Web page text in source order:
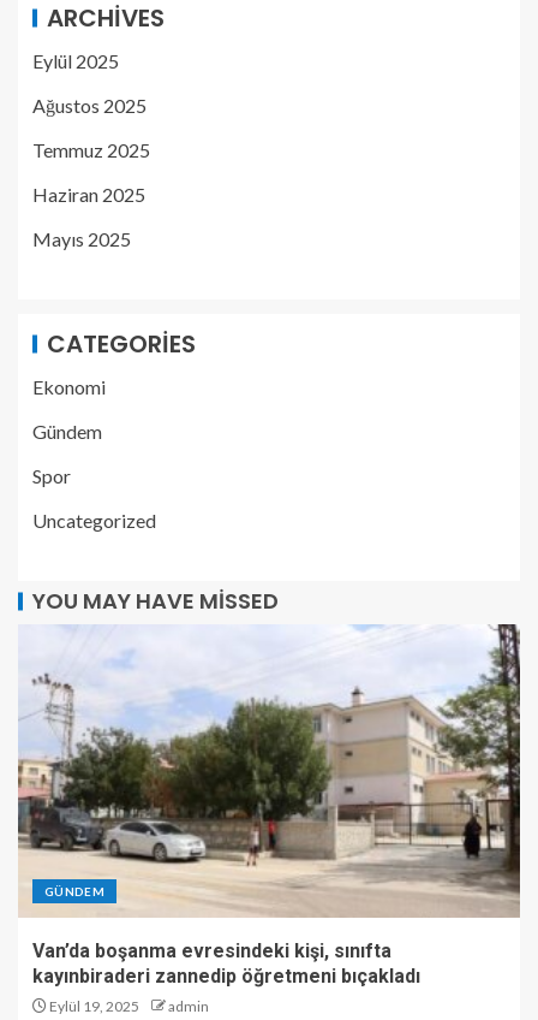
ARCHIVES
Eylül 2025
Ağustos 2025
Temmuz 2025
Haziran 2025
Mayıs 2025
CATEGORIES
Ekonomi
Gündem
Spor
Uncategorized
YOU MAY HAVE MISSED
GÜNDEM
Van’da boşanma evresindeki kişi, sınıfta
kayınbiraderi zannedip öğretmeni bıçakladı
Eylül 19, 2025 admin